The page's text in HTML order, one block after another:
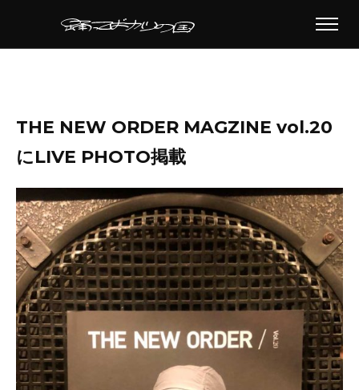
THE NEW ORDER MAGZINE vol.20
にLIVE PHOTO掲載